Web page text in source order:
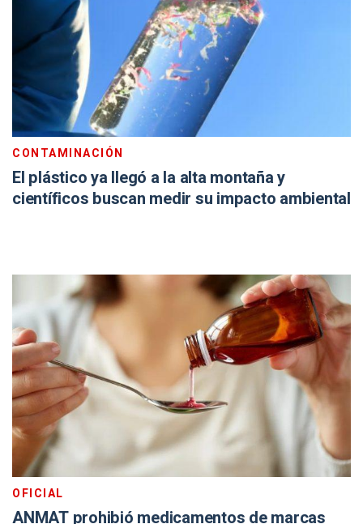
CONTAMINACIÓN
El plástico ya llegó a la alta montaña y
científicos buscan medir su impacto ambiental
OFICIAL
ANMAT prohibió medicamentos de marcas